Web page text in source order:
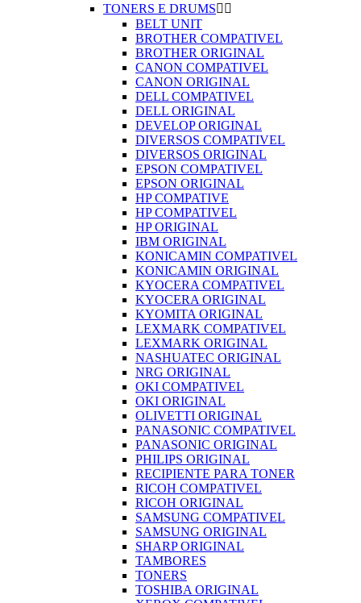
TONERS E DRUMS 
BELT UNIT
BROTHER COMPATIVEL
BROTHER ORIGINAL
CANON COMPATIVEL
CANON ORIGINAL
DELL COMPATIVEL
DELL ORIGINAL
DEVELOP ORIGINAL
DIVERSOS COMPATIVEL
DIVERSOS ORIGINAL
EPSON COMPATIVEL
EPSON ORIGINAL
HP COMPATIVE
HP COMPATIVEL
HP ORIGINAL
IBM ORIGINAL
KONICAMIN COMPATIVEL
KONICAMIN ORIGINAL
KYOCERA COMPATIVEL
KYOCERA ORIGINAL
KYOMITA ORIGINAL
LEXMARK COMPATIVEL
LEXMARK ORIGINAL
NASHUATEC ORIGINAL
NRG ORIGINAL
OKI COMPATIVEL
OKI ORIGINAL
OLIVETTI ORIGINAL
PANASONIC COMPATIVEL
PANASONIC ORIGINAL
PHILIPS ORIGINAL
RECIPIENTE PARA TONER
RICOH COMPATIVEL
RICOH ORIGINAL
SAMSUNG COMPATIVEL
SAMSUNG ORIGINAL
SHARP ORIGINAL
TAMBORES
TONERS
TOSHIBA ORIGINAL